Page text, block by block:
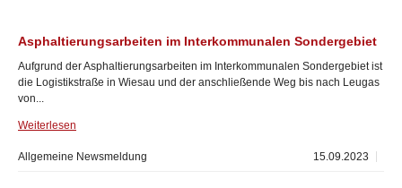
Asphaltierungsarbeiten im Interkommunalen Sondergebiet
Aufgrund der Asphaltierungsarbeiten im Interkommunalen Sondergebiet ist
die Logistikstraße in Wiesau und der anschließende Weg bis nach Leugas
von...
Weiterlesen
15.09.2023
Allgemeine Newsmeldung